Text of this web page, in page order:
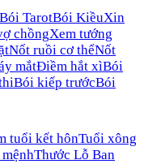
Bói TarotBói KiềuXin
chồngXem tướng
Nốt ruồi cơ thểNốt
mắtĐiềm hắt xìBói
Bói kiếp trướcBói
tuổi kết hônTuổi xông
Thước Lỗ Ban